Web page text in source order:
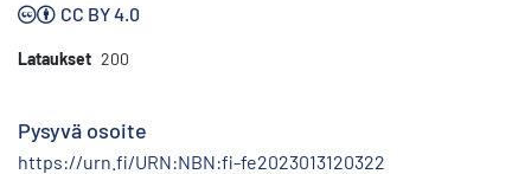
CC BY 4.0
Lataukset 200
Pysyvä osoite
https://urn.fi/URN:NBN:fi-fe2023013120322